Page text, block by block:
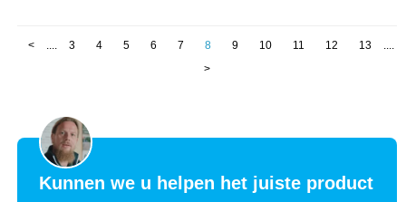
< .... 3 4 5 6 7 8 9 10 11 12 13
....
>
Kunnen we u helpen het juiste product